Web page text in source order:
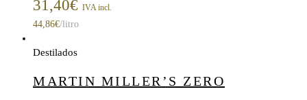
31,40€ IVA incl.
44,86€/litro
Destilados
MARTIN MILLER’S ZERO